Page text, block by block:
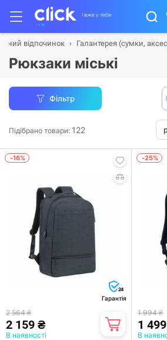
відпочинок Галантерея (сумки,
Рюкзаки міські
Фільтр
Підібрано товари: 122
-16%
24
Гарантія
2 564 ₴
2 159 ₴
В наявності
-25%
1 994 ₴
1
В